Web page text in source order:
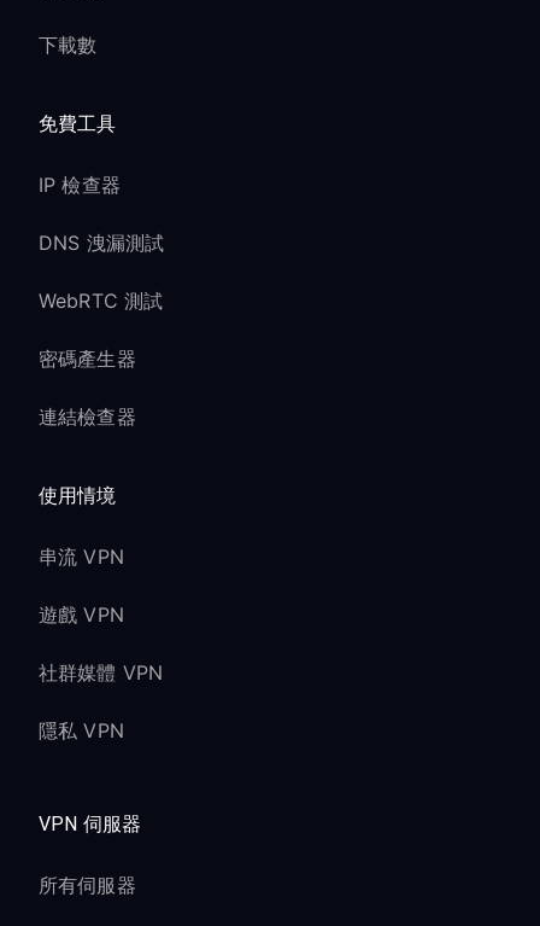
下載數
免費工具
IP 檢查器
DNS 洩漏測試
WebRTC 測試
密碼產生器
連結檢查器
使用情境
串流 VPN
遊戲 VPN
社群媒體 VPN
隱私 VPN
VPN 伺服器
所有伺服器